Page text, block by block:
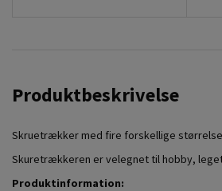
Produktbeskrivelse
Skruetrækker med fire forskellige
Skuretrækkeren er velegnet til hobby,
Produktinformation: